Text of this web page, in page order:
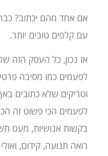
אם אחד מהם יכתוב?
עם קלפים טובים יותר.
לפעמים כמו מסיבה
וטריקים שלא כתובים
לפעמים הכי פשוט זה
בקשות אנושיות, מעט
רואה תנועה, קידום,